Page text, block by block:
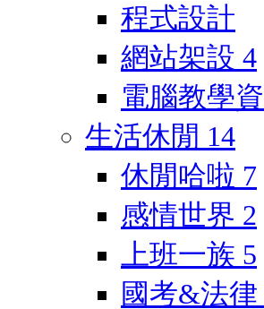
程式設計
網站架設 4
電腦教學
生活休閒 14
休閒哈啦 7
感情世界 2
上班一族 5
國考&法律